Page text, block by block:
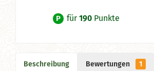
P für190 Punkte
Beschreibung Bewertungen 1